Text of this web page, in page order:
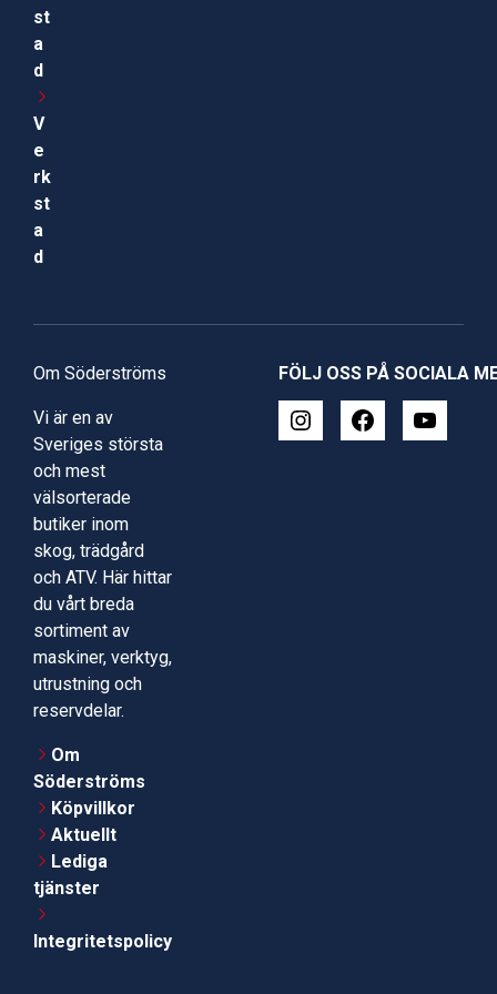
st
a
d
V
e
rk
st
a
d
Om Söderströms
Vi är en av
Sveriges största
och mest
välsorterade
butiker inom
skog, trädgård
och ATV. Här hittar
du vårt breda
sortiment av
maskiner, verktyg,
utrustning och
reservdelar.
Om
Söderströms
Köpvillkor
Aktuellt
Lediga
tjänster
Integritetspolicy
FÖLJ OSS PÅ SOCIALA